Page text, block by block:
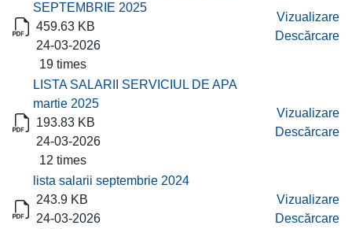
SEPTEMBRIE 2025
459.63 KB
24-03-2026
19 times
Vizualizare
Descărcare
LISTA SALARII SERVICIUL DE APA
martie 2025
193.83 KB
24-03-2026
12 times
Vizualizare
Descărcare
lista salarii septembrie 2024
243.9 KB
24-03-2026
Vizualizare
Descărcare